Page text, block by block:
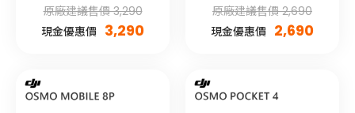
原廠建議售價 3,290
現金優惠價 3,290
原廠建議售價 2,690
現金優惠價 2,690